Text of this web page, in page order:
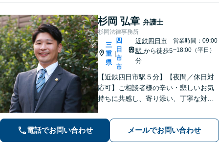
杉岡 弘章 弁護士
杉岡法律事務所
三
重
県
四
日
市
市
近鉄四日市
駅 から徒歩5
分
営業時間：09:00
~18:00（平日）
【近鉄四日市駅５分】【夜間／休日対
応可】ご相談者様の辛い・悲しいお気
持ちに共感し、寄り添い、丁寧な対応
相続／刑事事件など、幅広く対応【地
域に根ざした弁護士】お気軽にお問い
合わせください。
電話でお問い合わせ メールでお問い合わせ